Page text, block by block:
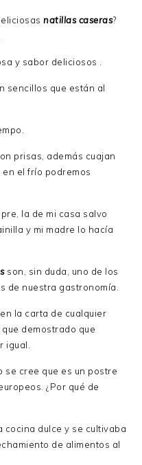
natillas caseras?
y sabor deliciosos .
sencillos que están al
prisas, además cuajan
el frío podremos
la de mi casa salvo
y mi madre lo hacía
son, sin duda, uno de los
de nuestra gastronomía.
la carta de cualquier
demostrado que
igual.
se cree que es un postre
¿Por qué de
cocina dulce y se cultivaba
de alimentos al